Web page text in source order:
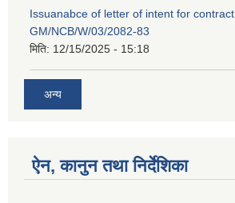
Issuanabce of letter of intent for contract
GM/NCB/W/03/2082-83
मिति: 12/15/2025 - 15:18
अन्य
ऐन, कानुन तथा निर्देशिका